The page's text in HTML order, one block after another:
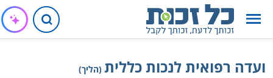
ועדה רפואית לנכות כללית (הליך)